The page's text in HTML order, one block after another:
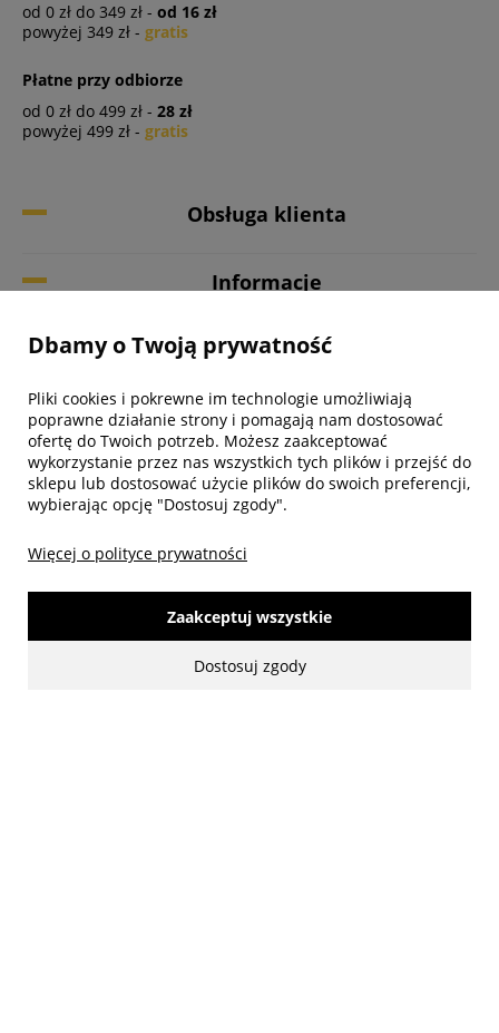
od 0 zł do 349 zł - od 16 zł
powyżej 349 zł - gratis
Płatne przy odbiorze
od 0 zł do 499 zł - 28 zł
powyżej 499 zł - gratis
Obsługa klienta
Informacje
Twoje konto
Biuro obsługi klienta
Dbamy o Twoją prywatność
Pliki cookies i pokrewne im technologie umożliwiają
poprawne działanie strony i pomagają nam dostosować
ofertę do Twoich potrzeb. Możesz zaakceptować
wykorzystanie przez nas wszystkich tych plików i przejść do
sklepu lub dostosować użycie plików do swoich preferencji,
wybierając opcję "Dostosuj zgody".
Więcej o polityce prywatności
Dostosuj zgody
Zaakceptuj wszystkie